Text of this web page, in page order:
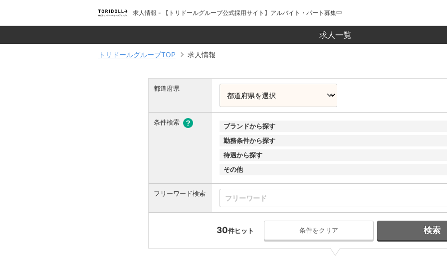
求人情報 - 【トリドールグループ公式採用サイト】アルバイト・パート募集中
求人一覧
トリドールグループTOP 求人情報
都道府県
条件検索
ブランドから探す
勤務条件から探す
待遇から探す
その他
フリーワード検索
30件ヒット 条件をクリア 検索